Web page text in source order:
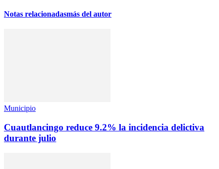
Notas relacionadasmás del autor
Municipio
Cuautlancingo reduce 9.2% la incidencia delictiva
durante julio